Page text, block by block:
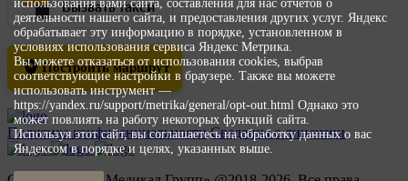
Вызвать такси
Построить маршрут
Политика конфиденциальности Сведения о лицензии
использования вами сайта, составления для нас отчетов о
деятельности нашего сайта, и предоставления других услуг. Яндекс
обрабатывает эту информацию в порядке, установленном в
условиях использования сервиса Яндекс Метрика.
Вы можете отказаться от использования cookies, выбрав
соответствующие настройки в браузере. Также вы можете
использовать инструмент —
https://yandex.ru/support/metrika/general/opt-out.html Однако это
может повлиять на работу некоторых функций сайта.
Используя этот сайт, вы соглашаетесь на обработку данных о вас
Яндексом в порядке и целях, указанных выше.